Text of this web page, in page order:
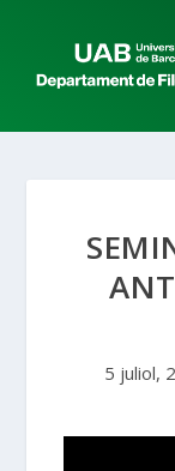
5 juliol,